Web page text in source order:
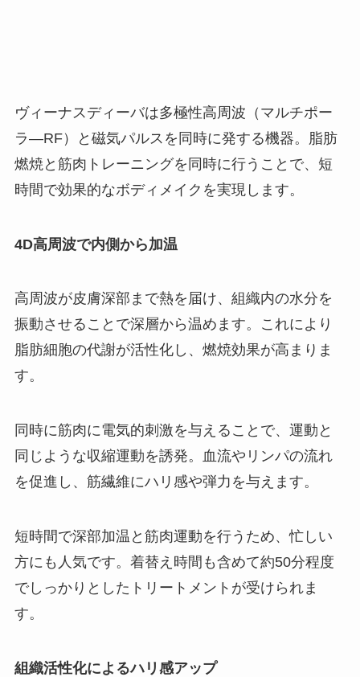
ヴィーナスディーバは多極性高周波（マルチポー
ラ―RF）と磁気パルスを同時に発する機器。脂肪
燃焼と筋肉トレーニングを同時に行うことで、短
時間で効果的なボディメイクを実現します。
4D高周波で内側から加温
高周波が皮膚深部まで熱を届け、組織内の水分を
振動させることで深層から温めます。これにより
脂肪細胞の代謝が活性化し、燃焼効果が高まりま
す。
同時に筋肉に電気的刺激を与えることで、運動と
同じような収縮運動を誘発。血流やリンパの流れ
を促進し、筋繊維にハリ感や弾力を与えます。
短時間で深部加温と筋肉運動を行うため、忙しい
方にも人気です。着替え時間も含めて約50分程度
でしっかりとしたトリートメントが受けられま
す。
組織活性化によるハリ感アップ